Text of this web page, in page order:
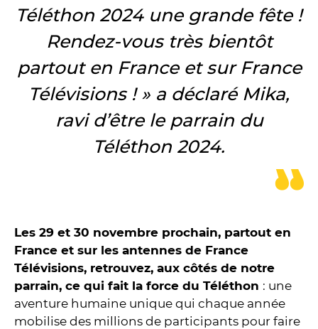
Téléthon 2024 une grande fête !
Rendez-vous très bientôt
partout en France et sur France
Télévisions ! » a déclaré Mika,
ravi d’être le parrain du
Téléthon 2024.
Les 29 et 30 novembre prochain, partout en
France et sur les antennes de France
Télévisions, retrouvez, aux côtés de notre
parrain, ce qui fait la force du Téléthon : une
aventure humaine unique qui chaque année
mobilise des millions de participants pour faire